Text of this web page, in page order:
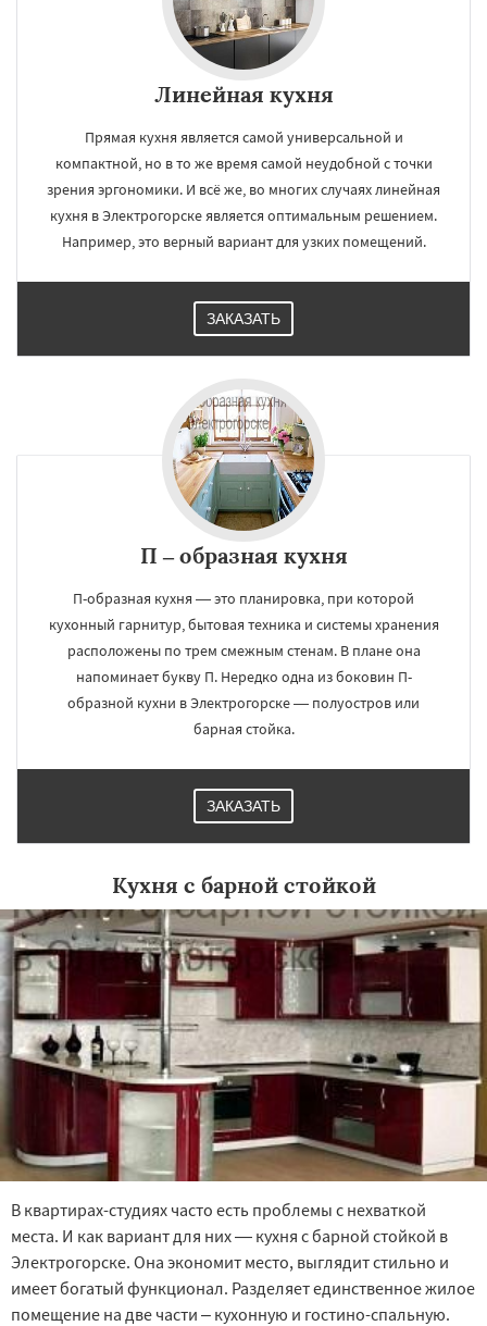
Линейная кухня
Прямая кухня является самой универсальной и
компактной, но в то же время самой неудобной с точки
зрения эргономики. И всё же, во многих случаях линейная
кухня в Электрогорске является оптимальным решением.
Например, это верный вариант для узких помещений.
ЗАКАЗАТЬ
П – образная кухня
П-образная кухня — это планировка, при которой
кухонный гарнитур, бытовая техника и системы хранения
расположены по трем смежным стенам. В плане она
напоминает букву П. Нередко одна из боковин П-
образной кухни в Электрогорске — полуостров или
барная стойка.
ЗАКАЗАТЬ
Кухня с барной стойкой
В квартирах-студиях часто есть проблемы с нехваткой
места. И как вариант для них — кухня с барной стойкой в
Электрогорске. Она экономит место, выглядит стильно и
имеет богатый функционал. Разделяет единственное жилое
помещение на две части – кухонную и гостино-спальную.